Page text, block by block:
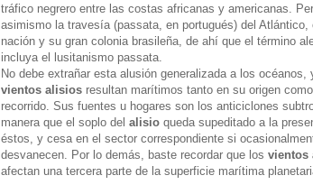
tráfico negrero entre las costas africanas y americanas.
asimismo la travesía (passata, en portugués) del Atlántico,
nación y su gran colonia brasileña, de ahí que el término
incluya el lusitanismo passata.
No debe extrañar esta alusión generalizada a los océanos,
vientos alisios resultan marítimos tanto en su origen
recorrido. Sus fuentes u hogares son los anticiclones
manera que el soplo del alisio queda supeditado a la
éstos, y cesa en el sector correspondiente si
desvanecen. Por lo demás, baste recordar que los vientos
afectan una tercera parte de la superficie marítima